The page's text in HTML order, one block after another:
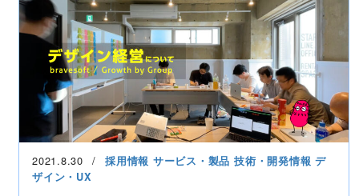
2021.8.30 採用情報 サービス・製品技術・開発情報デ
ザイン・UX